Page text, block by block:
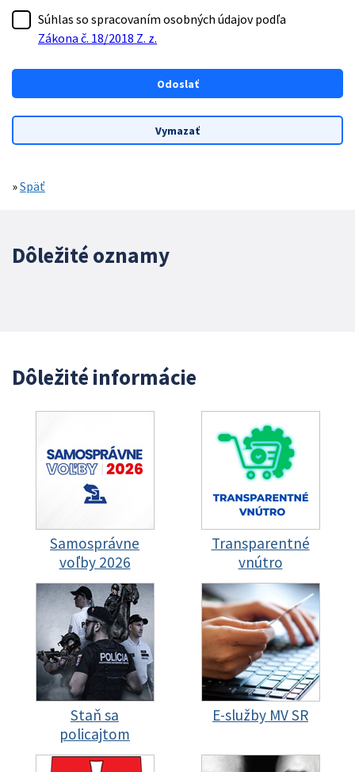
Súhlas so spracovaním osobných údajov podľa
Zákona č. 18/2018 Z. z.
»Späť
Dôležité oznamy
Dôležité informácie
Samosprávne
voľby 2026
Transparentné
vnútro
Staň sa
policajtom
E-služby MV SR